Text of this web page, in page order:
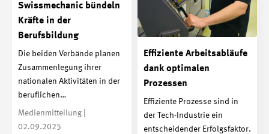
Swissmechanic bündeln
Kräfte in der
Berufsbildung
Die beiden Verbände planen
Zusammenlegung ihrer
nationalen Aktivitäten in der
beruflichen…
Medienmitteilung |
02.09.2025
Effiziente Arbeitsabläufe
dank optimalen
Prozessen
Effiziente Prozesse sind in
der Tech-Industrie ein
entscheidender Erfolgsfaktor.